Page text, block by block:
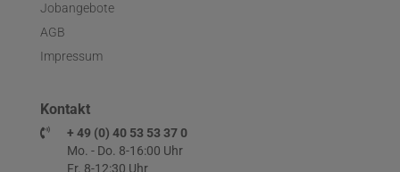
Jobangebote
AGB
Impressum
Kontakt
+ 49 (0) 40 53 53 37 0
Mo. - Do. 8-16:00 Uhr
Fr. 8-12:30 Uhr